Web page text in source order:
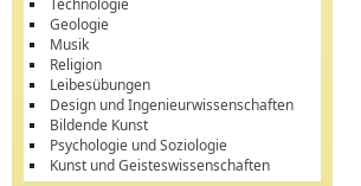
Technologie
Geologie
Musik
Religion
Leibesübungen
Design und Ingenieurwissenschaften
Bildende Kunst
Psychologie und Soziologie
Kunst und Geisteswissenschaften